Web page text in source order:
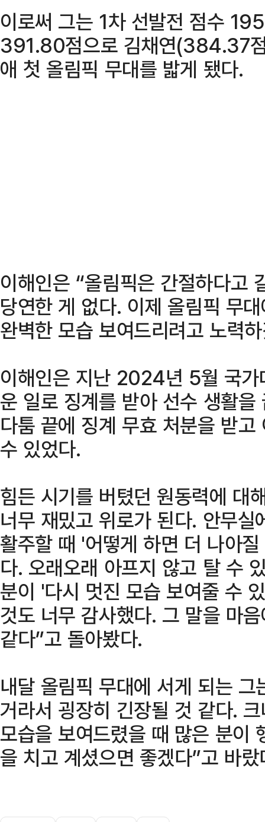
이로써 그는 1차 선발전 점수
391.80점으로 김채연(384.37
애 첫 올림픽 무대를 밟게 됐다.
이해인은 “올림픽은 간절하다고
당연한 게 없다. 이제 올림픽 무
완벽한 모습 보여드리려고 노력
이해인은 지난 2024년 5월 국가
운 일로 징계를 받아 선수 생활
다툼 끝에 징계 무효 처분을 받
수 있었다.
힘든 시기를 버텼던 원동력에 대
너무 재밌고 위로가 된다. 안무
활주할 때 '어떻게 하면 더 나아
다. 오래오래 아프지 않고 탈 수
분이 '다시 멋진 모습 보여줄 수
것도 너무 감사했다. 그 말을 마
같다”고 돌아봤다.
내달 올림픽 무대에 서게 되는
거라서 굉장히 긴장될 것 같다.
모습을 보여드렸을 때 많은 분이
을 치고 계셨으면 좋겠다”고 바랐